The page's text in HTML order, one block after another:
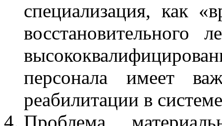
специализация, как
восстановительного
персонала имеет
реабилитации в
Проблема